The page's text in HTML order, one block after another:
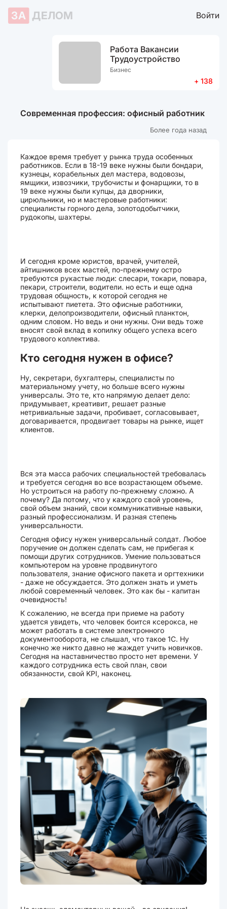
ЗА ДЕЛОМ Войти
Работа Вакансии
Трудоустройство
Бизнес
+ 138
Современная профессия: офисный работник
Более года назад
Каждое время требует у рынка труда особенных
работников. Если в 18-19 веке нужны были бондари,
кузнецы, корабельных дел мастера, водовозы,
ямщики, извозчики, трубочисты и фонарщики, то в
19 веке нужны были купцы, да дворники,
цирюльники, но и мастеровые работники:
специалисты горного дела, золотодобытчики,
рудокопы, шахтеры.
И сегодня кроме юристов, врачей, учителей,
айтишников всех мастей, по-прежнему остро
требуются рукастые люди: слесари, токари, повара,
пекари, строители, водители. но есть и еще одна
трудовая общность, к которой сегодня не
испытывают пиетета. Это офисные работники,
клерки, делопроизводители, офисный планктон,
одним словом. Но ведь и они нужны. Они ведь тоже
вносят свой вклад в копилку общего успеха всего
трудового коллектива.
Кто сегодня нужен в офисе?
Ну, секретари, бухгалтеры, специалисты по
материальному учету, но больше всего нужны
универсалы. Это те, кто напрямую делает дело:
придумывает, креативит, решает разные
нетривиальные задачи, пробивает, согласовывает,
договаривается, продвигает товары на рынке, ищет
клиентов.
Вся эта масса рабочих специальностей требовалась
и требуется сегодня во все возрастающем объеме.
Но устроиться на работу по-прежнему сложно. А
почему? Да потому, что у каждого свой уровень,
свой объем знаний, свои коммуникативные навыки,
разный профессионализм. И разная степень
универсальности.
Сегодня офису нужен универсальный солдат. Любое
поручение он должен сделать сам, не прибегая к
помощи других сотрудников. Умение пользоваться
компьютером на уровне продвинутого
пользователя, знание офисного пакета и оргтехники
- даже не обсуждается. Это должен знать и уметь
любой современный человек. Это как бы - капитан
очевидность!
К сожалению, не всегда при приеме на работу
удается увидеть, что человек боится ксерокса, не
может работать в системе электронного
документооборота, не слышал, что такое 1С. Ну
конечно же никто давно не жаждет учить новичков.
Сегодня на наставничество просто нет времени. У
каждого сотрудника есть свой план, свои
обязанности, свой KPI, наконец.